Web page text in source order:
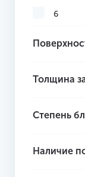
6
Толщина
Степень
Наличие